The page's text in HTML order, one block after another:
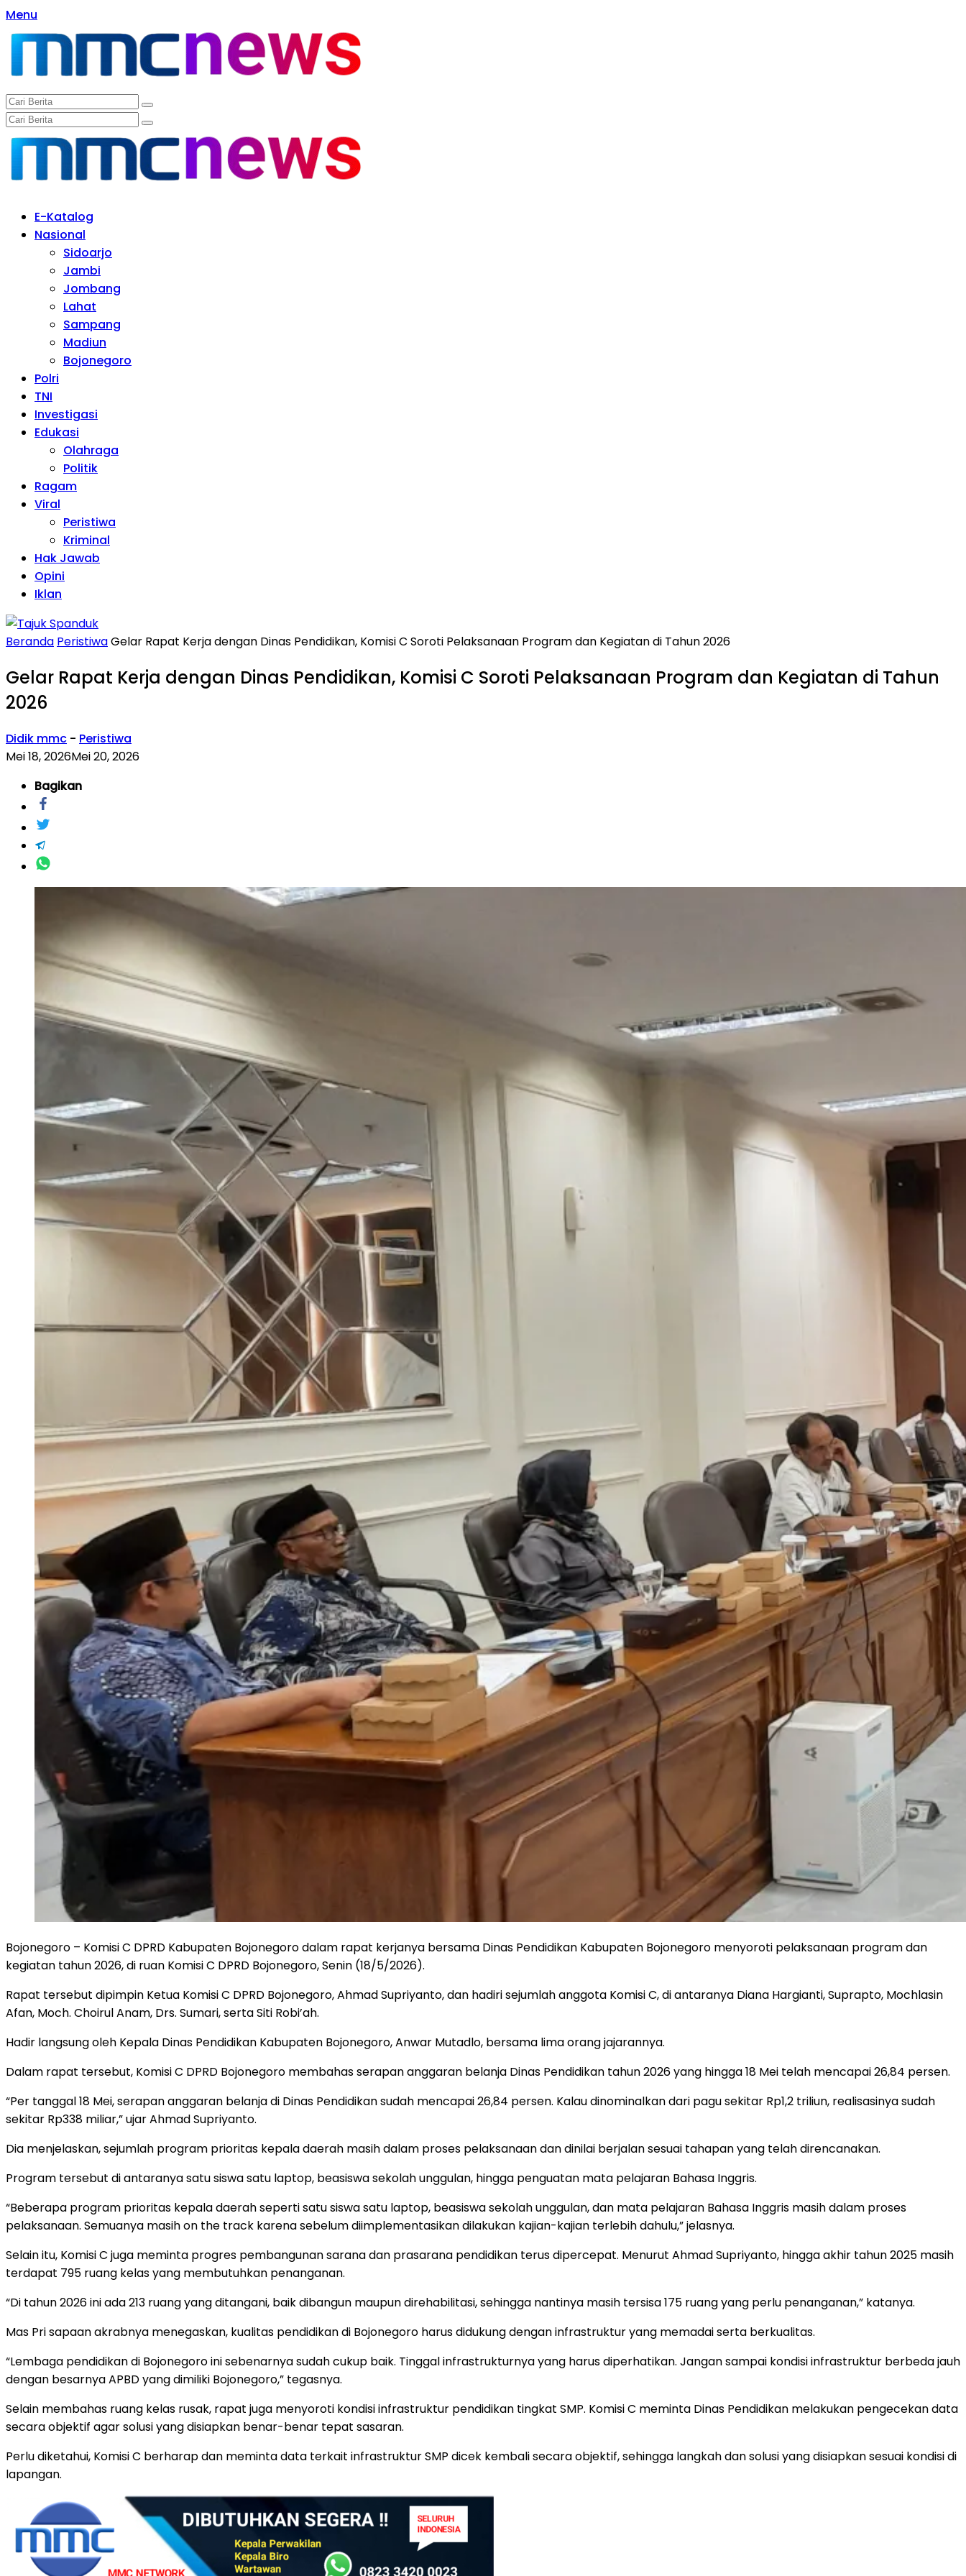
Langsung
ke
konten
Menu
E-Katalog
Nasional
Sidoarjo
Jambi
Jombang
Lahat
Sampang
Madiun
Bojonegoro
Polri
TNI
Investigasi
Edukasi
Olahraga
Politik
Ragam
Viral
Peristiwa
Kriminal
Hak Jawab
Opini
Iklan
Beranda PeristiwaGelar Rapat Kerja dengan Dinas Pendidikan, Komisi C Soroti Pelaksanaan Program dan Kegiatan di Tahun 2026
Gelar Rapat Kerja dengan Dinas Pendidikan, Komisi C Soroti Pelaksanaan Program dan Kegiatan di Tahun
2026
Didik mmc - Peristiwa
Mei 18, 2026Mei 20, 2026
Bagikan
Bojonegoro – Komisi C DPRD Kabupaten Bojonegoro dalam rapat kerjanya bersama Dinas Pendidikan Kabupaten Bojonegoro menyoroti pelaksanaan program dan
kegiatan tahun 2026, di ruan Komisi C DPRD Bojonegoro, Senin (18/5/2026).
Rapat tersebut dipimpin Ketua Komisi C DPRD Bojonegoro, Ahmad Supriyanto, dan hadiri sejumlah anggota Komisi C, di antaranya Diana Hargianti, Suprapto, Mochlasin
Afan, Moch. Choirul Anam, Drs. Sumari, serta Siti Robi’ah.
Hadir langsung oleh Kepala Dinas Pendidikan Kabupaten Bojonegoro, Anwar Mutadlo, bersama lima orang jajarannya.
Dalam rapat tersebut, Komisi C DPRD Bojonegoro membahas serapan anggaran belanja Dinas Pendidikan tahun 2026 yang hingga 18 Mei telah mencapai 26,84 persen.
“Per tanggal 18 Mei, serapan anggaran belanja di Dinas Pendidikan sudah mencapai 26,84 persen. Kalau dinominalkan dari pagu sekitar Rp1,2 triliun, realisasinya sudah
sekitar Rp338 miliar,” ujar Ahmad Supriyanto.
Dia menjelaskan, sejumlah program prioritas kepala daerah masih dalam proses pelaksanaan dan dinilai berjalan sesuai tahapan yang telah direncanakan.
Program tersebut di antaranya satu siswa satu laptop, beasiswa sekolah unggulan, hingga penguatan mata pelajaran Bahasa Inggris.
“Beberapa program prioritas kepala daerah seperti satu siswa satu laptop, beasiswa sekolah unggulan, dan mata pelajaran Bahasa Inggris masih dalam proses
pelaksanaan. Semuanya masih on the track karena sebelum diimplementasikan dilakukan kajian-kajian terlebih dahulu,” jelasnya.
Selain itu, Komisi C juga meminta progres pembangunan sarana dan prasarana pendidikan terus dipercepat. Menurut Ahmad Supriyanto, hingga akhir tahun 2025 masih
terdapat 795 ruang kelas yang membutuhkan penanganan.
“Di tahun 2026 ini ada 213 ruang yang ditangani, baik dibangun maupun direhabilitasi, sehingga nantinya masih tersisa 175 ruang yang perlu penanganan,” katanya.
Mas Pri sapaan akrabnya menegaskan, kualitas pendidikan di Bojonegoro harus didukung dengan infrastruktur yang memadai serta berkualitas.
“Lembaga pendidikan di Bojonegoro ini sebenarnya sudah cukup baik. Tinggal infrastrukturnya yang harus diperhatikan. Jangan sampai kondisi infrastruktur berbeda jauh
dengan besarnya APBD yang dimiliki Bojonegoro,” tegasnya.
Selain membahas ruang kelas rusak, rapat juga menyoroti kondisi infrastruktur pendidikan tingkat SMP. Komisi C meminta Dinas Pendidikan melakukan pengecekan data
secara objektif agar solusi yang disiapkan benar-benar tepat sasaran.
Perlu diketahui, Komisi C berharap dan meminta data terkait infrastruktur SMP dicek kembali secara objektif, sehingga langkah dan solusi yang disiapkan sesuai kondisi di
lapangan.